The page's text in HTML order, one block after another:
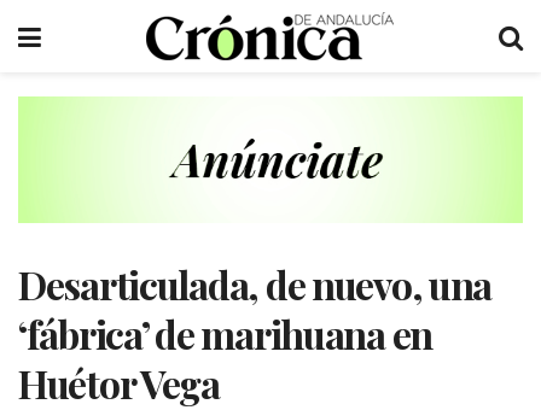
Desarticulada, de nuevo, una
‘fábrica’ de marihuana en
Huétor Vega